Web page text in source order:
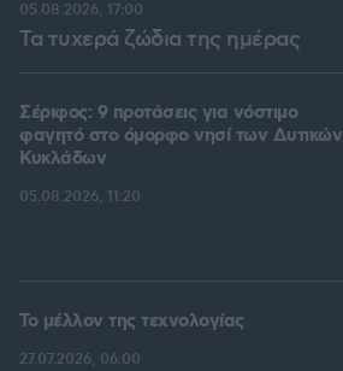
Τα τυχερά ζώδια της ημέρας
05.08.2026, 17:00
Σέριφος: 9 προτάσεις για νόστιμο
φαγητό στο όμορφο νησί των Δυτικών
Κυκλάδων
05.08.2026, 11:20
Το μέλλον της τεχνολογίας
27.07.2026, 06:00